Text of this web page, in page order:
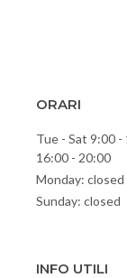
ORARI
Tue - Sat 9:00 -
16:00 - 20:00
Monday: closed
Sunday: closed
INFO UTILI